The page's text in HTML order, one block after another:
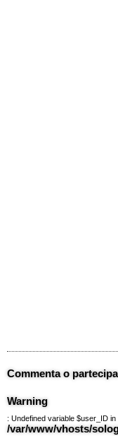
Commenta o
Warning
: Undefined variable $user_ID in
/var/www/vhosts/